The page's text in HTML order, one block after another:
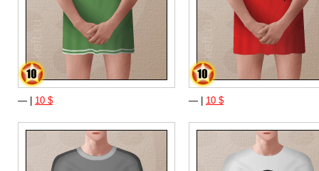
— | 10 $ — | 10 $